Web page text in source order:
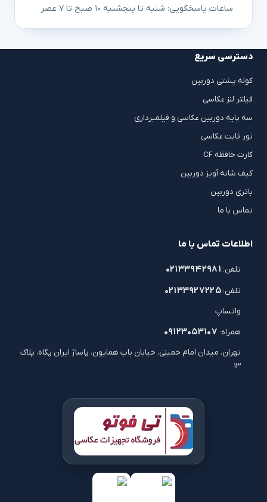
ساعات پاسخگویی: شنبه تا پنجشنبه ۱۰ صبح تا ۷ عصر
دسترسی سریع
کوله پشتی دوربین
فیلتر لنز عکاسی
سه پایه دوربین عکاسی و فیلمبرداری
نور ثابت عکاسی
کارت حافظه CF
کیف شانه آویز دوربین
باتری دوربین
تماس با ما
اطلاعات تماس با ما
تلفن: ۰۲۱۳۳۹۴۲۹۸۱
تلفن: ۰۲۱۳۳۹۲۷۲۲۵
واتساپ
همراه: ۰۹۱۲۳۰۵۳۱۰۷
تهران، میدان امام خمینی، خیابان باب همایون، پاساژ ایران پگاه، پلاک
۱۳